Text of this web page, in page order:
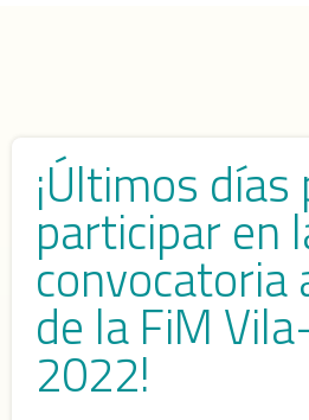
¡Últimos días
participar en
convocatoria
de la FiM
2022!